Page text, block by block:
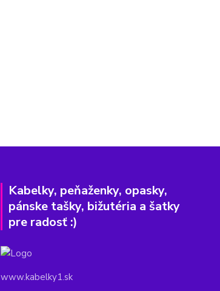
Kabelky, peňaženky, opasky,
pánske tašky, bižutéria a šatky
pre radosť :)
www.kabelky1.sk